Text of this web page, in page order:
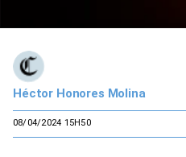
Héctor Honores Molina
08/04/2024 15H50